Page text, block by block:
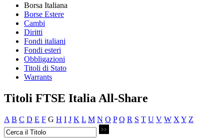
Borsa Italiana
Borse Estere
Cambi
Diritti
Fondi italiani
Fondi esteri
Obbligazioni
Titoli di Stato
Warrants
Titoli FTSE Italia All-Share
A B C D E F G H I J K L M N O P Q R S T U V W X Y Z